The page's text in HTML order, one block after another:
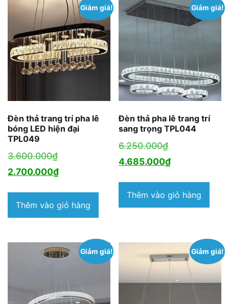
Giảm giá!
Đèn thả trang trí pha lê
bóng LED hiện đại
TPL049
3.600.000₫Giá
gốc
3.600.000₫.
2.700.000₫Giá
tại
là:
Thêm vào giỏ hàng
Giảm giá!
Đèn thả pha lê trang trí
sang trọng TPL044
6.250.000₫Giá
gốc
6.250.000₫.
4.685.000₫Giá
tại
là:
Thêm vào giỏ hàng
Giảm giá! Giảm giá!